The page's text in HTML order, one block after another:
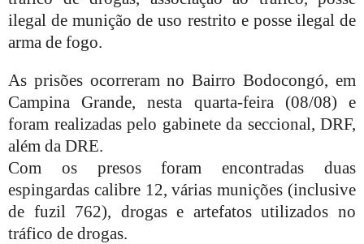
ilegal de munição de uso restrito e posse ilegal de
arma de fogo.
As prisões ocorreram no Bairro Bodocongó, em
Campina Grande, nesta quarta-feira (08/08) e
foram realizadas pelo gabinete da seccional, DRF,
além da DRE.
Com os presos foram encontradas duas
espingardas calibre 12, várias munições (inclusive
de fuzil 762), drogas e artefatos utilizados no
tráfico de drogas.